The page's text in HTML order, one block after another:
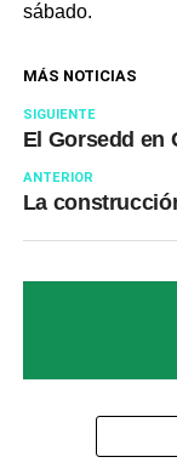
sábado.
MÁS NOTICIAS
SIGUIENTE
El Gorsedd en
ANTERIOR
La